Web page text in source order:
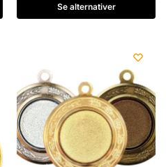
Se alternativer